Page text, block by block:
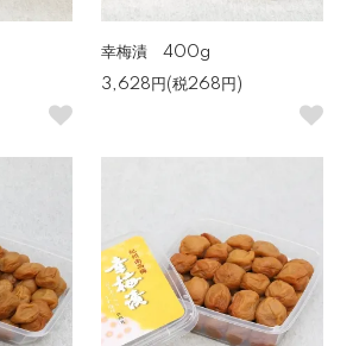
幸梅漬 400g
3,628円(税268円)